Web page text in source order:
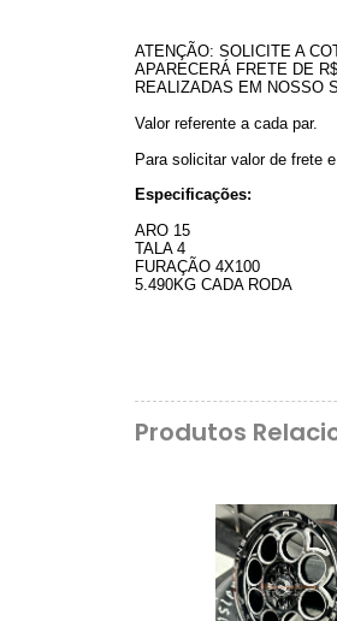
ATENÇÃO: SOLICITE A
APARECERÁ FRETE DE
REALIZADAS EM NOSSO
Valor referente a cada par.
Para solicitar valor de frete
Especificações:
ARO 15
TALA 4
FURAÇÃO 4X100
5.490KG CADA RODA
Produtos